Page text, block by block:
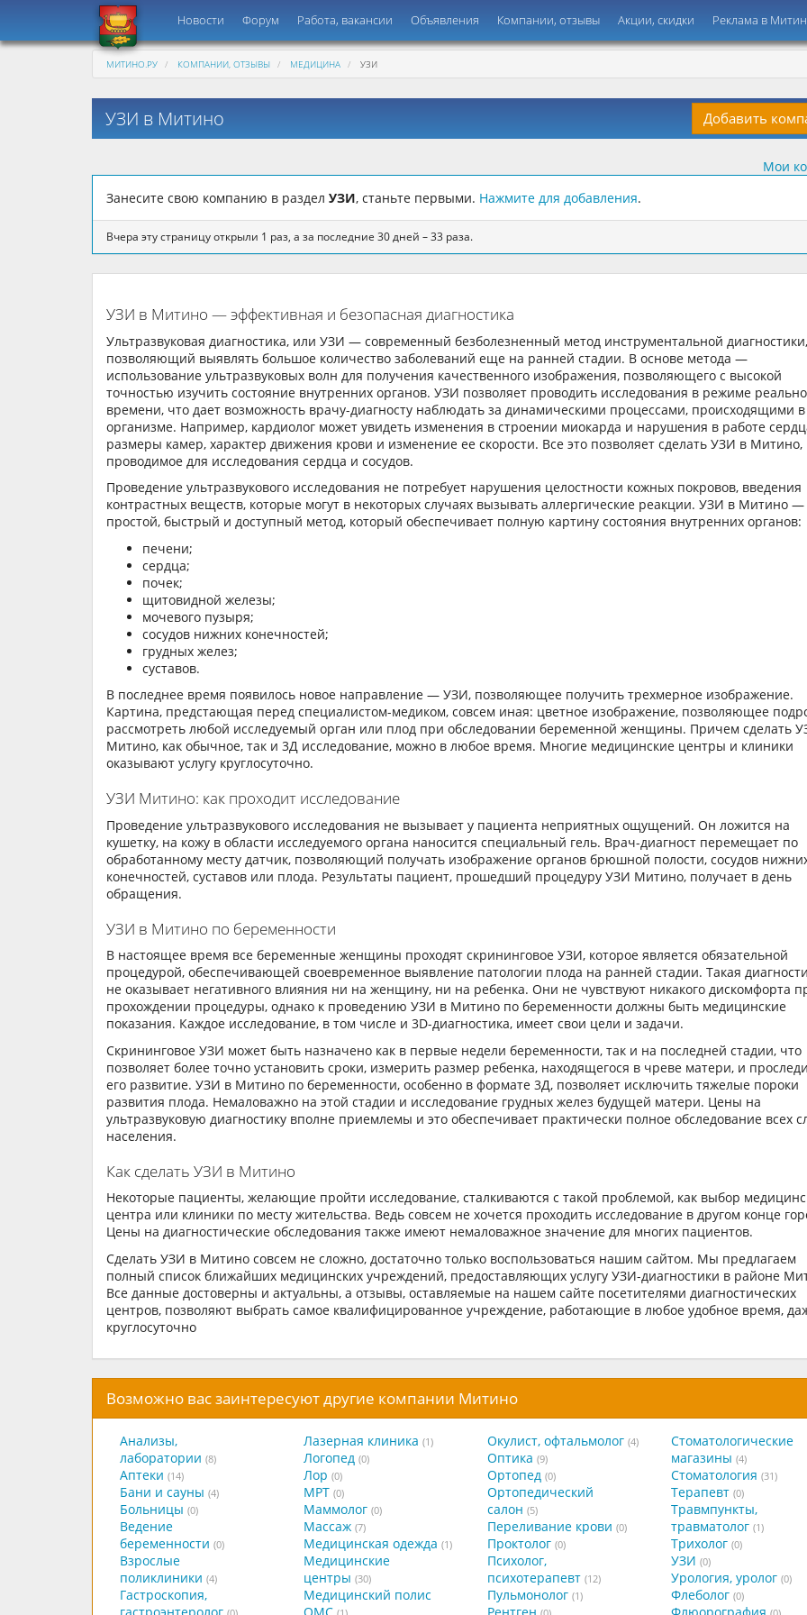
Новости Форум Работа, вакансии Объявления Компании, отзывы Акции, скидки Реклама в
МИТИНО.РУ КОМПАНИИ, ОТЗЫВЫ МЕДИЦИНА УЗИ
УЗИ в Митино Добавить
Мои
Занесите свою компанию в раздел УЗИ, станьте первыми. Нажмите для добавления.
Вчера эту страницу открыли 1 раз, а за последние 30 дней – 33 раза.
УЗИ в Митино — эффективная и безопасная диагностика
Ультразвуковая диагностика, или УЗИ — современный безболезненный метод инструментальной диагностики,
позволяющий выявлять большое количество заболеваний еще на ранней стадии. В основе метода —
использование ультразвуковых волн для получения качественного изображения, позволяющего с высокой
точностью изучить состояние внутренних органов. УЗИ позволяет проводить исследования в режиме
времени, что дает возможность врачу-диагносту наблюдать за динамическими процессами, происходящими в
организме. Например, кардиолог может увидеть изменения в строении миокарда и нарушения в работе
размеры камер, характер движения крови и изменение ее скорости. Все это позволяет сделать УЗИ в Митино,
проводимое для исследования сердца и сосудов.
Проведение ультразвукового исследования не потребует нарушения целостности кожных покровов, введения
контрастных веществ, которые могут в некоторых случаях вызывать аллергические реакции. УЗИ в Митино —
простой, быстрый и доступный метод, который обеспечивает полную картину состояния внутренних органов:
печени;
сердца;
почек;
щитовидной железы;
мочевого пузыря;
сосудов нижних конечностей;
грудных желез;
суставов.
В последнее время появилось новое направление — УЗИ, позволяющее получить трехмерное изображение.
Картина, предстающая перед специалистом-медиком, совсем иная: цветное изображение, позволяющее
рассмотреть любой исследуемый орган или плод при обследовании беременной женщины. Причем сделать
Митино, как обычное, так и 3Д исследование, можно в любое время. Многие медицинские центры и клиники
оказывают услугу круглосуточно.
УЗИ Митино: как проходит исследование
Проведение ультразвукового исследования не вызывает у пациента неприятных ощущений. Он ложится на
кушетку, на кожу в области исследуемого органа наносится специальный гель. Врач-диагност перемещает по
обработанному месту датчик, позволяющий получать изображение органов брюшной полости, сосудов
конечностей, суставов или плода. Результаты пациент, прошедший процедуру УЗИ Митино, получает в день
обращения.
УЗИ в Митино по беременности
В настоящее время все беременные женщины проходят скрининговое УЗИ, которое является обязательной
процедурой, обеспечивающей своевременное выявление патологии плода на ранней стадии. Такая
не оказывает негативного влияния ни на женщину, ни на ребенка. Они не чувствуют никакого дискомфорта
прохождении процедуры, однако к проведению УЗИ в Митино по беременности должны быть медицинские
показания. Каждое исследование, в том числе и 3D-диагностика, имеет свои цели и задачи.
Скрининговое УЗИ может быть назначено как в первые недели беременности, так и на последней стадии, что
позволяет более точно установить сроки, измерить размер ребенка, находящегося в чреве матери, и
его развитие. УЗИ в Митино по беременности, особенно в формате 3Д, позволяет исключить тяжелые пороки
развития плода. Немаловажно на этой стадии и исследование грудных желез будущей матери. Цены на
ультразвуковую диагностику вполне приемлемы и это обеспечивает практически полное обследование всех
населения.
Как сделать УЗИ в Митино
Некоторые пациенты, желающие пройти исследование, сталкиваются с такой проблемой, как выбор
центра или клиники по месту жительства. Ведь совсем не хочется проходить исследование в другом конце
Цены на диагностические обследования также имеют немаловажное значение для многих пациентов.
Сделать УЗИ в Митино совсем не сложно, достаточно только воспользоваться нашим сайтом. Мы предлагаем
полный список ближайших медицинских учреждений, предоставляющих услугу УЗИ-диагностики в районе
Все данные достоверны и актуальны, а отзывы, оставляемые на нашем сайте посетителями диагностических
центров, позволяют выбрать самое квалифицированное учреждение, работающие в любое удобное время,
круглосуточно
Возможно вас заинтересуют другие компании Митино
Анализы,
лаборатории (8)
Аптеки (14)
Бани и сауны (4)
Больницы (0)
Ведение
беременности (0)
Взрослые
поликлиники (4)
Гастроскопия,
Лазерная клиника (1)
Логопед (0)
Лор (0)
МРТ (0)
Маммолог (0)
Массаж (7)
Медицинская одежда (1)
Медицинские
центры (30)
Медицинский полис
Окулист, офтальмолог (4)
Оптика (9)
Ортопед (0)
Ортопедический
салон (5)
Переливание крови (0)
Проктолог (0)
Психолог,
психотерапевт (12)
Пульмонолог (1)
Стоматологические
магазины (4)
Стоматология (31)
Терапевт (0)
Травмпункты,
травматолог (1)
Трихолог (0)
УЗИ (0)
Урология, уролог (0)
Флеболог (0)